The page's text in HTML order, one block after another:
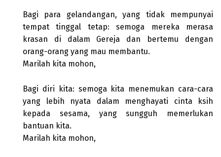
Bagi para gelandangan, yang tidak mempunyai
tempat tinggal tetap: semoga mereka merasa
krasan di dalam Gereja dan bertemu dengan
orang-orang yang mau membantu.
Marilah kita mohon,
Bagi diri kita: semoga kita menemukan cara-cara
yang lebih nyata dalam menghayati cinta ksih
kepada sesama, yang sungguh memerlukan
bantuan kita.
Marilah kita mohon,